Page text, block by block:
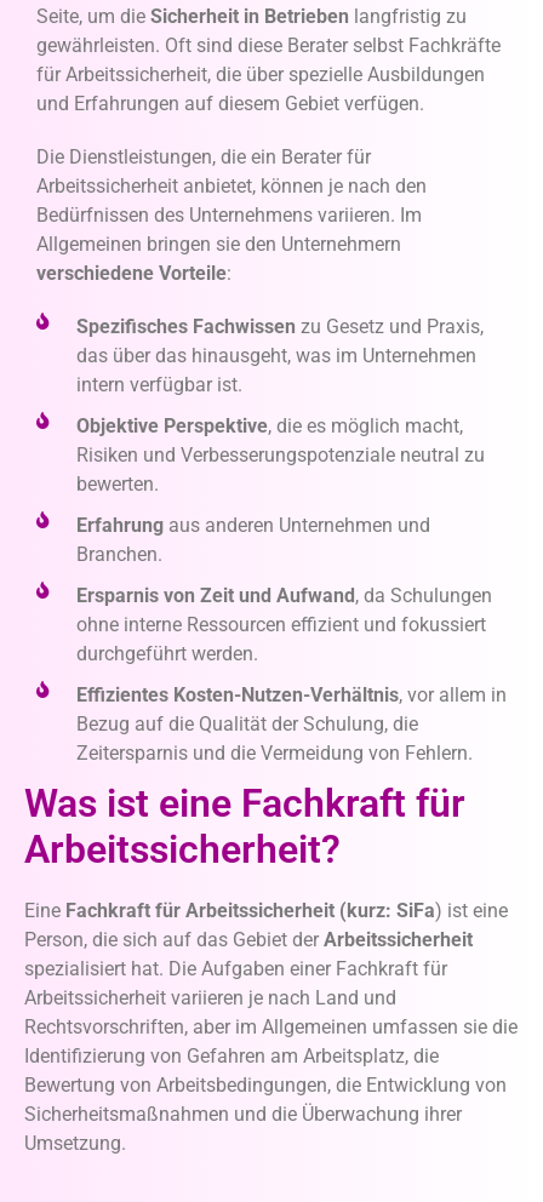
Seite, um die Sicherheit in Betrieben langfristig zu
gewährleisten. Oft sind diese Berater selbst Fachkräfte
für Arbeitssicherheit, die über spezielle Ausbildungen
und Erfahrungen auf diesem Gebiet verfügen.
Die Dienstleistungen, die ein Berater für
Arbeitssicherheit anbietet, können je nach den
Bedürfnissen des Unternehmens variieren. Im
Allgemeinen bringen sie den Unternehmern
verschiedene Vorteile:
Spezifisches Fachwissen zu Gesetz und Praxis,
das über das hinausgeht, was im Unternehmen
intern verfügbar ist.
Objektive Perspektive, die es möglich macht,
Risiken und Verbesserungspotenziale neutral zu
bewerten.
Erfahrungaus anderen Unternehmen und
Branchen.
Ersparnis von Zeit und Aufwand, da Schulungen
ohne interne Ressourcen effizient und fokussiert
durchgeführt werden.
Effizientes Kosten-Nutzen-Verhältnis, vor allem in
Bezug auf die Qualität der Schulung, die
Zeitersparnis und die Vermeidung von Fehlern.
Was ist eine Fachkraft für
Arbeitssicherheit?
Eine Fachkraft für Arbeitssicherheit (kurz: SiFa) ist eine
Person, die sich auf das Gebiet der Arbeitssicherheit
spezialisiert hat. Die Aufgaben einer Fachkraft für
Arbeitssicherheit variieren je nach Land und
Rechtsvorschriften, aber im Allgemeinen umfassen sie die
Identifizierung von Gefahren am Arbeitsplatz, die
Bewertung von Arbeitsbedingungen, die Entwicklung von
Sicherheitsmaßnahmen und die Überwachung ihrer
Umsetzung.